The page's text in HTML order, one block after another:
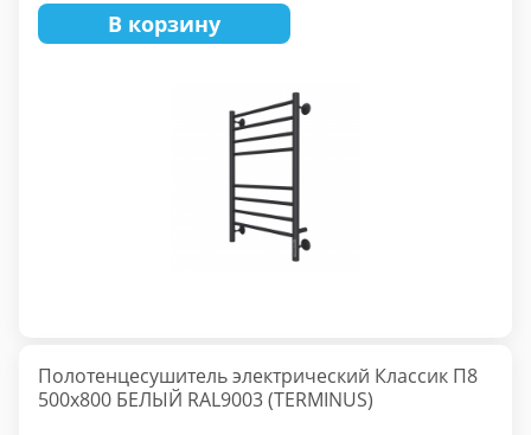
В корзину
Полотенцесушитель электрический Классик П8
500х800 БЕЛЫЙ RAL9003 (TERMINUS)